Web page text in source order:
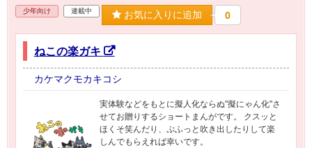
少年向け 連載中 お気に入りに追加 0
ねこの楽ガキ
カケマクモカキコシ
実体験などをもとに擬人化ならぬ"擬にゃん化"さ
せてお贈りするショートまんがです。 クスッと
ほくそ笑んだり、ぷふっと吹き出したりして楽
しんでもらえれば幸いです。